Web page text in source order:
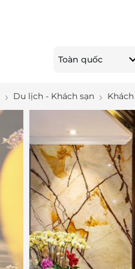
Toàn quốc
Du lịch - Khách sạn